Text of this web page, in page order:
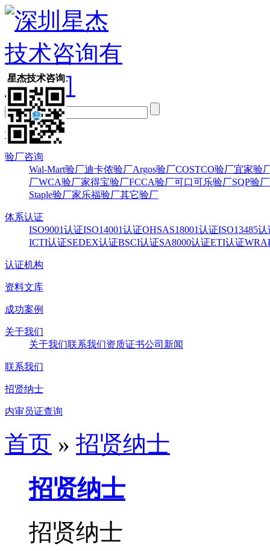
首页
验厂咨询
Wal-Mart验厂迪卡侬验厂Argos验厂COSTCO验厂宜家验
厂WCA验厂家得宝验厂FCCA验厂可口可乐验厂SQP验厂
Staple验厂家乐福验厂其它验厂
体系认证
ISO9001认证ISO14001认证OHSAS18001认证ISO13485认
ICTI认证SEDEX认证BSCI认证SA8000认证ETI认证
认证机构
资料文库
成功案例
关于我们
关于我们联系我们资质证书公司新闻
联系我们
招贤纳士
内审员证查询
首页 » 招贤纳士
招贤纳士
招贤纳士
星杰技术咨询